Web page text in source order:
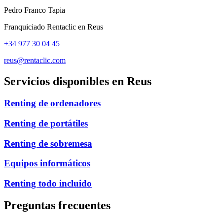
Pedro Franco Tapia
Franquiciado Rentaclic en Reus
+34 977 30 04 45
reus@rentaclic.com
Servicios disponibles en Reus
Renting de ordenadores
Renting de portátiles
Renting de sobremesa
Equipos informáticos
Renting todo incluido
Preguntas frecuentes